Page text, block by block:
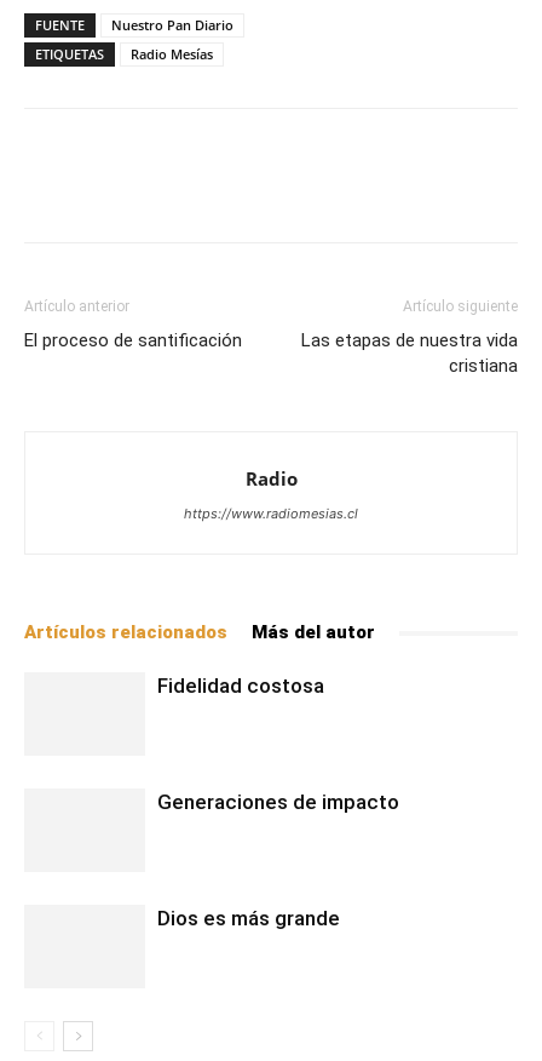
FUENTE
Nuestro Pan Diario
ETIQUETAS
Radio Mesías
Artículo anterior
El proceso de santificación
Artículo siguiente
Las etapas de nuestra vida
cristiana
Radio
https://www.radiomesias.cl
Artículos relacionados Más del autor
Fidelidad costosa
Generaciones de impacto
Dios es más grande